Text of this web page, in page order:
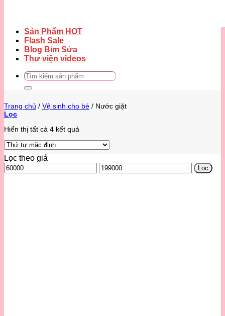
Sản Phẩm HOT
Flash Sale
Blog Bỉm Sửa
Thư viện videos
Tìm
Trang chủ / Vệ sinh cho bé / Nước giặt
Lọc
Hiển thị tất cả 4 kết quả
Lọc theo giá
Giá
thấp
Giá
cao
Lọc